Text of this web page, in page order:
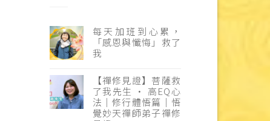
每天加班到心累，
「感恩與懺悔」救了
我
【禪修見證】菩薩救
了我先生 · 高EQ心
法｜修行體悟篇｜悟
覺妙天禪師弟子禪修